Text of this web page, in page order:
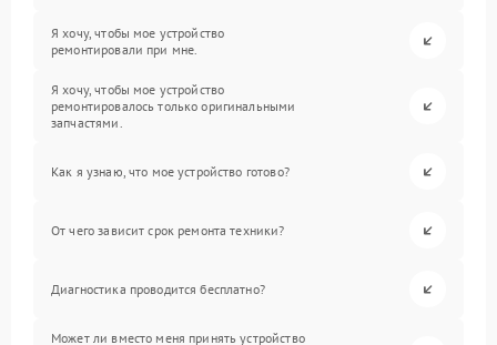
Я хочу, чтобы мое устройство
ремонтировали при мне.
Я хочу, чтобы мое устройство
ремонтировалось только оригинальными
запчастями.
Как я узнаю, что мое устройство готово?
От чего зависит срок ремонта техники?
Диагностика проводится бесплатно?
Может ли вместо меня принять устройство